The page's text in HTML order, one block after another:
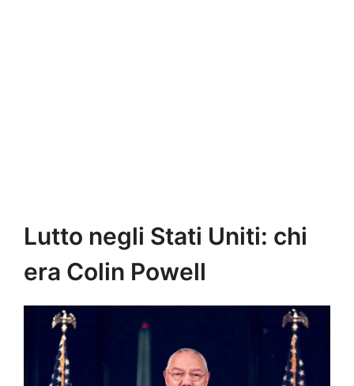
Lutto negli Stati Uniti: chi
era Colin Powell